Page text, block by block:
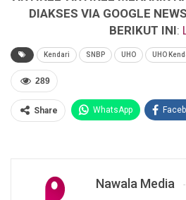
DIAKSES VIA GOOGLE
BERIKUT INI:
Kendari SNBP UHO UHO
289
Share WhatsApp
Nawala Media